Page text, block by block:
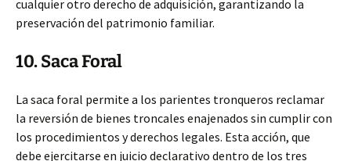
cualquier otro derecho de adquisición, garantizando la
preservación del patrimonio familiar.
10. Saca Foral
La saca foral permite a los parientes tronqueros reclamar
la reversión de bienes troncales enajenados sin cumplir con
los procedimientos y derechos legales. Esta acción, que
debe ejercitarse en juicio declarativo dentro de los tres